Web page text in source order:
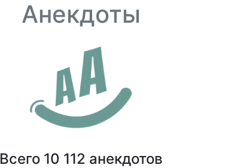
Анекдоты
Всего 10 112 анекдотов